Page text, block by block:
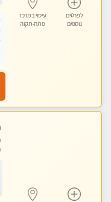
לפרטים
נוספים
עיסוי במרכז
פתח-תקוה